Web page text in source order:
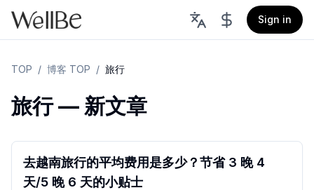
Sign in
TOP / 博客 TOP / 旅行
旅行 — 新文章
去越南旅行的平均费用是多少？节省 3 晚 4
天/5 晚 6 天的小贴士